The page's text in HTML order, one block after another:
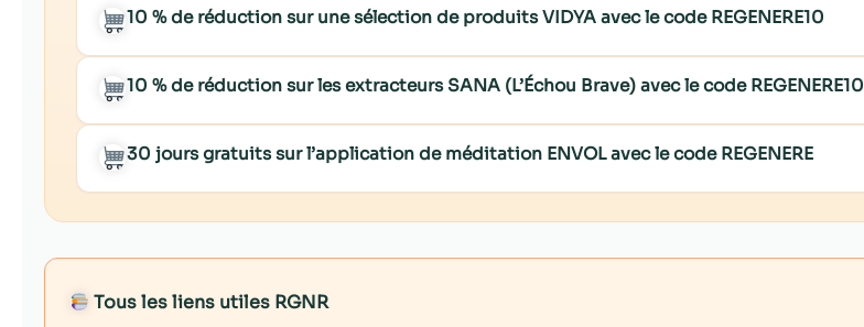
10 % de réduction sur une sélection de produits VIDYA avec le code REGENERE10
10 % de réduction sur les extracteurs SANA (L’Échou Brave) avec le code REGENERE10
30 jours gratuits sur l’application de méditation ENVOL avec le code REGENERE
Tous les liens utiles RGNR